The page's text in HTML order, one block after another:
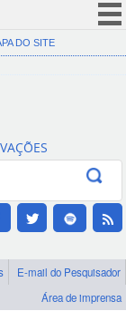
(COVID-19)
Canais
DO SITE
E-mail do Pesquisador
Área de imprensa